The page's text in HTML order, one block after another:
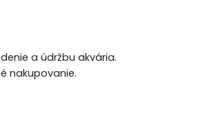
a údržbu akvária.
nakupovanie.